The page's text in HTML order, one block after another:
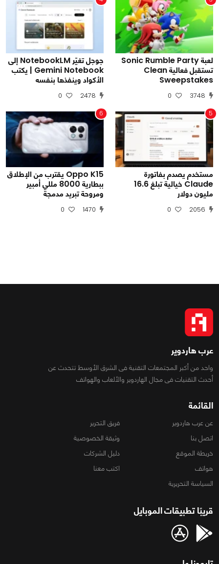
لعبة Sonic Rumble Party
تستقبل فعالية Clean
Sweepstakes
3748
0
جوجل تغيّر NotebookLM إلى
Gemini Notebook | يكتب
الأكواد وينفذها بنفسه
2478
0
5
مستخدم يصدم بفاتورة
Claude خيالية تبلغ 16.6
مليون دولار
2056
0
6
Oppo K15 يقترب من الإطلاق
ببطارية 8000 مللي أمبير
ومروحة تبريد مدمجة
1470
0
عرب هاردوير
واحد من أكبر المجتمعات التقنية فى الشرق الأوسط تتحدث عن
أحدث التقنيات فى مجال الهاردوير والألعاب والهواتف
القائمة
عن عرب هاردوير
فريق التحرير
اتصل بنا
وثيقة الخصوصية
خريطة الموقع
دليل الشركات
هواتف
اكتب معنا
السياسة التحريرية
قريبًا تطبيقات الموبايل